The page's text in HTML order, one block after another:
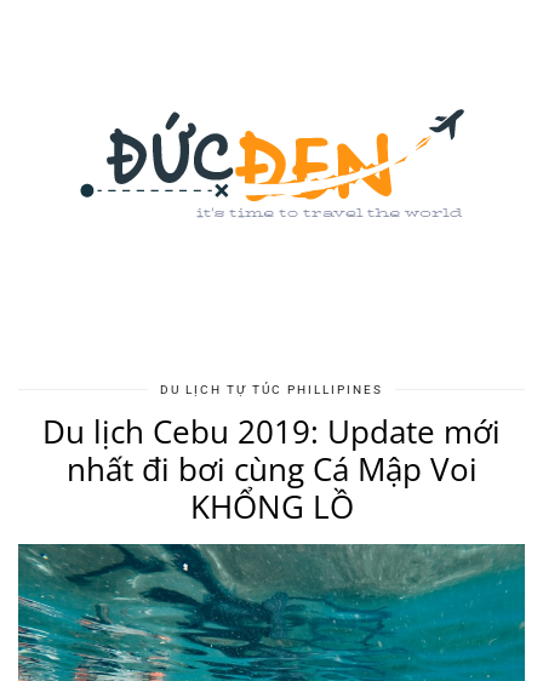
DU LỊCH TỰ TÚC PHILLIPINES
Du lịch Cebu 2019: Update mới
nhất đi bơi cùng Cá Mập Voi
KHỔNG LỒ